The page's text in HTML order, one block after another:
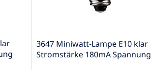
3647 Miniwatt-Lampe E10 klar
Stromstärke 180mA Spannung